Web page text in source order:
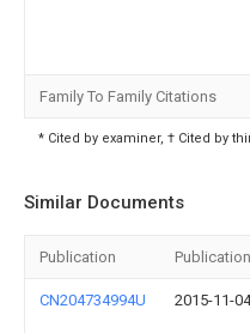
Family To Family Citations
* Cited by examiner, † Cited by
Similar Documents
Publication
CN204734994U 2015-11-04